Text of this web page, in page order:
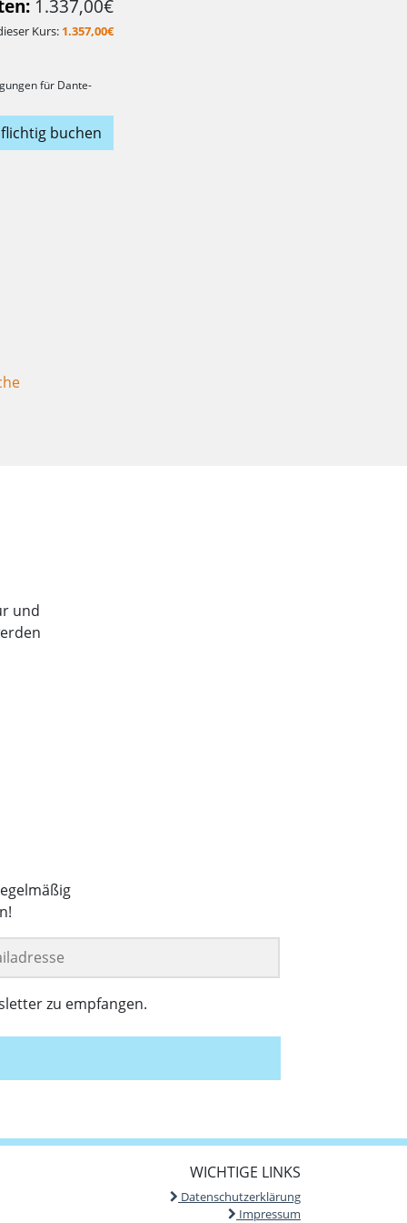
1.337,00€
Kurs: 1.357,00€
für Dante-
buchen
und
zu empfangen.
WICHTIGE LINKS
Datenschutzerklärung
Impressum